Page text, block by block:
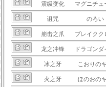
震级变化 マグニチュ
诅咒 のろい
崩击之爪 ブレイクク
龙之冲锋 ドラゴンダ
冰之牙 こおりの
火之牙 ほのおの